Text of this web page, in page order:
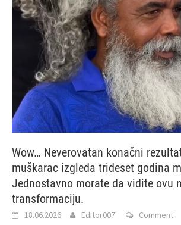
Wow… Neverovatan konačni
muškarac izgleda trideset godina
Jednostavno morate da vidite ovu
transformaciju.
18.06.2026 Editor007 Comment